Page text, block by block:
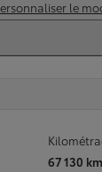
le
67 130 km